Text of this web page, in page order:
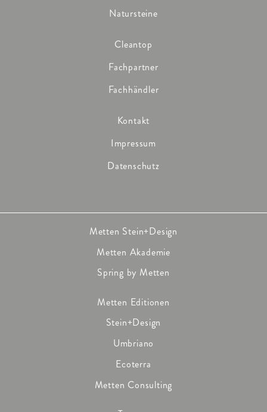
Natursteine
Cleantop
Fachpartner
Fachhändler
Kontakt
Impressum
Datenschutz
Metten Stein+Design
Metten Akademie
Spring by Metten
Metten Editionen
Stein+Design
Umbriano
Ecoterra
Metten Consulting